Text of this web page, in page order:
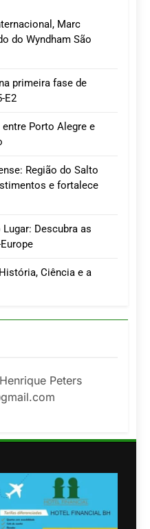
Marc
do Wyndham São
primeira fase de
E2
Porto Alegre e
Região do Salto
e fortalece
Descubra as
Ciência e a
Peters